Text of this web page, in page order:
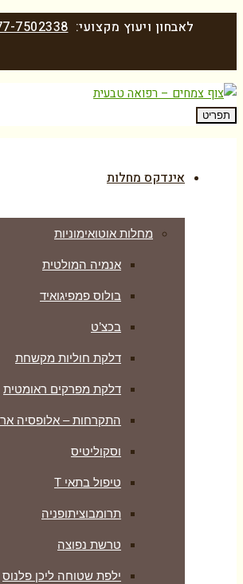
לאבחון ויעוץ מקצועי:7502338
תפריט
אינדקס מחלות
מחלות אוטואימוניות
אנמיה המולטית
בולוס פמפיגואיד
בכצ’ט
דלקת חוליות מקשחת
דלקת מפרקים ראומטית
התקרחות – אלופסיה
וסקוליטיס
טיפול בתאי T
תרומבוציתופניה
טרשת נפוצה
ילפת שטוחה ליכן פלנוס